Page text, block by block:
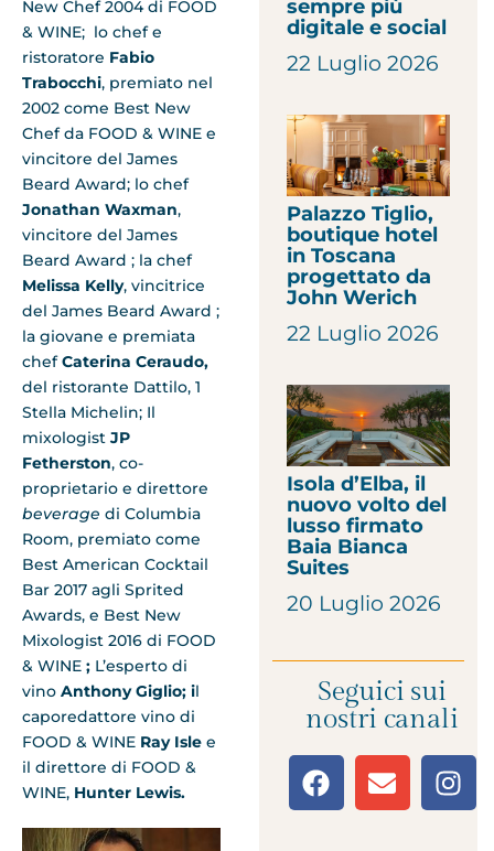
New Chef 2004 di FOOD
& WINE; lo chef e
ristoratore Fabio
Trabocchi, premiato nel
2002 come Best New
Chef da FOOD & WINE e
vincitore del James
Beard Award; lo chef
Jonathan Waxman,
vincitore del James
Beard Award ; la chef
Melissa Kelly, vincitrice
del James Beard Award ;
la giovane e premiata
chefCaterina Ceraudo,
del ristorante Dattilo, 1
Stella Michelin; Il
mixologist JP
Fetherston, co-
proprietario e direttore
beverage di Columbia
Room, premiato come
Best American Cocktail
Bar 2017 agli Sprited
Awards, e Best New
Mixologist 2016 di FOOD
& WINE ; L’esperto di
vino Anthony Giglio; il
caporedattore vino di
FOOD & WINE Ray Isle e
il direttore di FOOD &
WINE, Hunter Lewis.
sempre più
digitale e social
22 Luglio 2026
Palazzo Tiglio,
boutique hotel
in Toscana
progettato da
John Werich
22 Luglio 2026
Isola d’Elba, il
nuovo volto del
lusso firmato
Baia Bianca
Suites
20 Luglio 2026
Seguici sui
nostri canali